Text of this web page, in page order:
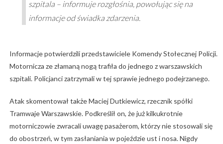
szpitala – informuje rozgłośnia, powołując się na
informacje od świadka zdarzenia.
Informacje potwierdzili przedstawiciele Komendy Stołecznej Policji.
Motornicza ze złamaną nogą trafiła do jednego z warszawskich
szpitali. Policjanci zatrzymali w tej sprawie jednego podejrzanego.
Atak skomentował także Maciej Dutkiewicz, rzecznik spółki
Tramwaje Warszawskie. Podkreślił on, że już kilkukrotnie
motorniczowie zwracali uwagę pasażerom, którzy nie stosowali się
do obostrzeń, w tym zasłaniania w pojeździe ust i nosa. Nigdy